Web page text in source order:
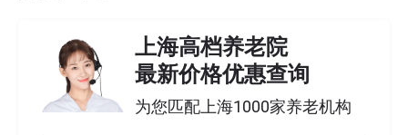
上海高档养老院
最新价格优惠查询
为您匹配上海1000家养老机构